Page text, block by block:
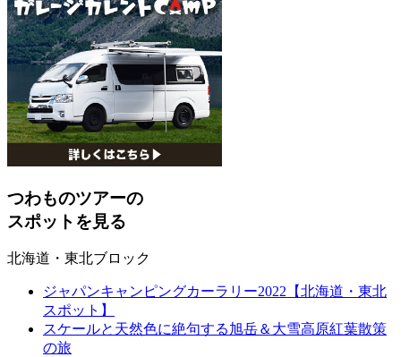
つわものツアーの
スポットを見る
北海道・東北ブロック
ジャパンキャンピングカーラリー2022【北海道・東北
スポット】
スケールと天然色に絶句する旭岳＆大雪高原紅葉散策
の旅